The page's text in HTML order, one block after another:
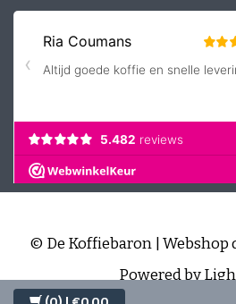
© De Koffiebaron | Webshop
Powered by